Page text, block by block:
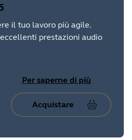
il tuo lavoro più agile.
prestazioni audio
Per saperne di più
Acquistare